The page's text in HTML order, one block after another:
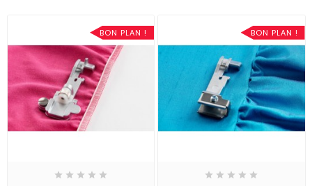
BON PLAN !
    
BON PLAN !
    